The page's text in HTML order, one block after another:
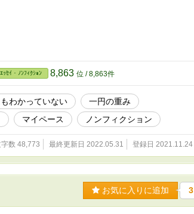
ｴｯｾｲ・ﾉﾝﾌｨｸｼｮﾝ 8,863 位 / 8,863件
わかっていない
一円の重み
マイペース ノンフィクション
数 48,773 最終更新日 2022.05.31 登録日 2021.11.24
お気に入りに追加 3